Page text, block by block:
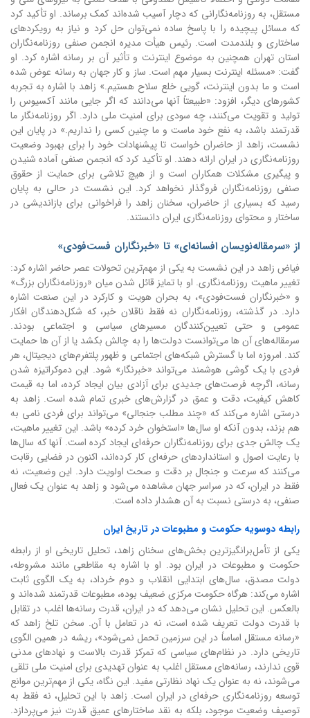
مستقل، به روزنامه‌نگارانی که دچار آسیب شده‌اند کمک برساند. او تأکید کرد
که مسائل پیچیده را با پاسخ ساده نمی‌توان حل کرد و نیاز به رویکردهای
ساختاری و بلندمدت است. رئیس هیأت مدیره انجمن صنفی روزنامه‌نگاران
استان تهران همچنین به موضوع اینترنت و تأثیر آن بر رسانه اشاره کرد. او
گفت: «مسئله اینترنت بسیار مهم است. ساز و کار جهان به رسانه عوض شده
است و ما بدون اینترنت، گویی خلع سلاح هستیم.» زاهد با اشاره به تجربه
کشورهای دیگر، افزود: «طبیعتاً آنها می‌دانند که اگر جایی مانند آکسیوس را
تولید و تقویت می‌کنند، چه سودی برای امنیت ملی دارد. اگر روزنامه‌نگار ما
قدرتمند باشد، به نفع خود ماست و ما چنین کسی را نداریم.» در پایان این
نشست، زاهد از حاضران خواست تا پیشنهادات خود را برای بهبود وضعیت
روزنامه‌نگاری در ایران ارائه دهند. او تأکید کرد که انجمن صنفی آماده شنیدن
و پیگیری مشکلات همکاران است و از هیچ تلاشی برای حمایت از حقوق
صنفی روزنامه‌نگاران فروگذار نخواهد کرد. این نشست در حالی به پایان
رسید که بسیاری از حاضران، سخنان زاهد را فراخوانی برای بازاندیشی در
ساختار و محتوای روزنامه‌نگاری ایران دانستند.
از «سرمقاله‌نویسان افسانه‌ای» تا «خبرنگاران فست‌فودی»
فیاض زاهد در این نشست به یکی از مهم‌ترین تحولات عصر حاضر اشاره کرد:
تغییر ماهیت روزنامه‌نگاری. او با تمایز قائل شدن میان «روزنامه‌نگاران بزرگ»
و «خبرنگاران فست‌فودی»، به بحران هویت و کارکرد در این صنعت اشاره
دارد. در گذشته، روزنامه‌نگاران نه فقط ناقلان خبر، که شکل‌دهندگان افکار
عمومی و حتی تعیین‌کنندگان مسیرهای سیاسی و اجتماعی بودند.
سرمقاله‌های آن ها می‌توانست دولت‌ها را به چالش بکشد یا از آن ها حمایت
کند. امروزه اما با گسترش شبکه‌های اجتماعی و ظهور پلتفرم‌های دیجیتال، هر
فردی با یک گوشی هوشمند می‌تواند «خبرنگار» شود. این دموکراتیزه شدن
رسانه، اگرچه فرصت‌های جدیدی برای آزادی بیان ایجاد کرده، اما به قیمت
کاهش کیفیت، دقت و عمق در گزارش‌های خبری تمام شده است. زاهد به
درستی اشاره می‌کند که «چند مطلب جنجالی» می‌تواند برای فردی نامی به
هم بزند، بدون آنکه او سال‌ها «استخوان خرد کرده» باشد. این تغییر ماهیت،
یک چالش جدی برای روزنامه‌نگاران حرفه‌ای ایجاد کرده است. آنها که سال‌ها
با رعایت اصول و استانداردهای حرفه‌ای کار کرده‌اند، اکنون در فضایی رقابت
می‌کنند که سرعت و جنجال بر دقت و صحت اولویت دارد. این وضعیت، نه
فقط در ایران، که در سراسر جهان مشاهده می‌شود و زاهد به عنوان یک فعال
صنفی، به درستی نسبت به آن هشدار داده است.
رابطه دوسویه حکومت و مطبوعات در تاریخ ایران
یکی از تأمل‌برانگیزترین بخش‌های سخنان زاهد، تحلیل تاریخی او از رابطه
حکومت و مطبوعات در ایران بود. او با اشاره به مقاطعی مانند مشروطه،
دولت مصدق، سال‌های ابتدایی انقلاب و دوم خرداد، به یک الگوی ثابت
اشاره می‌کند: هرگاه حکومت مرکزی ضعیف بوده، مطبوعات قدرتمند شده‌اند و
بالعکس. این تحلیل نشان می‌دهد که در ایران، قدرت رسانه‌ها اغلب در تقابل
با قدرت دولت تعریف شده است، نه در تعامل با آن. سخن تلخ زاهد که
«رسانه مستقل اساساً در این سرزمین تحمل نمی‌شود»، ریشه در همین الگوی
تاریخی دارد. در نظام‌های سیاسی که تمرکز قدرت بالاست و نهادهای مدنی
قوی ندارند، رسانه‌های مستقل اغلب به عنوان تهدیدی برای امنیت ملی تلقی
می‌شوند، نه به عنوان یک نهاد نظارتی مفید. این نگاه، یکی از مهم‌ترین موانع
توسعه روزنامه‌نگاری حرفه‌ای در ایران است. زاهد با این تحلیل، نه فقط به
توصیف وضعیت موجود، بلکه به نقد ساختارهای عمیق قدرت نیز می‌پردازد.